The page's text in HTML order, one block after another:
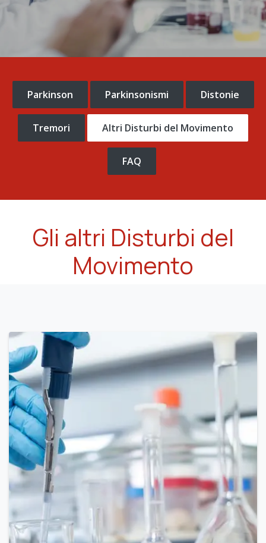
Parkinson Parkinsonismi Distonie
Tremori Altri Disturbi del Movimento
FAQ
Gli altri Disturbi del
Movimento